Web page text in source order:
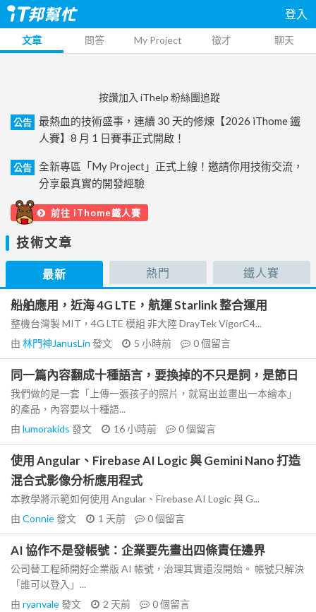
登入
文章 問答 My Project 徵才 聊天
按讚加入 iThelp 粉絲團追蹤
公告
最熱血的技術盛事，連續 30 天的修煉【2026 iThome 鐵
人賽】8 月 1 日賽事正式開啟！
公告
全新專區「My Project」正式上線！邀請你用技術交流，
分享最真實的開發經驗
前往 iThome鐵人賽
技術文章
最新 熱門 鐵人賽
船舶應用，近海 4G LTE，航運 Starlink 整合運用
整機台灣製 MIT，4G LTE 模組 非大陸 DrayTek VigorC4...
由 林門神JanusLin 發文 5 小時前 0個留言
同一篇內容翻成十種語言，要換掉的不只是詞，是節日
我們做的是一套「上傳一張孩子的照片，就寫出並畫出一本繪本」
的產品，內容要以十種語...
由 lumorakids 發文 16 小時前 0個留言
使用 Angular、Firebase AI Logic 與 Gemini Nano 打造
混合式影像分析應用程式
本教學將示範如何使用 Angular、Firebase AI Logic 與 G...
由 Connie發文 1 天前 0個留言
AI 協作不是發帳號：企業要先畫出四條責任邊界
公司替工程師開好企業版 AI 帳號，治理其實還沒開始。 帳號只解決
「誰可以登入」...
由 ryanvale發文 2 天前 0個留言